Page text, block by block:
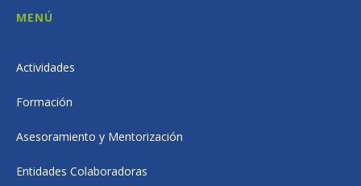
MENÚ
Actividades
Formación
Asesoramiento y Mentorización
Entidades Colaboradoras